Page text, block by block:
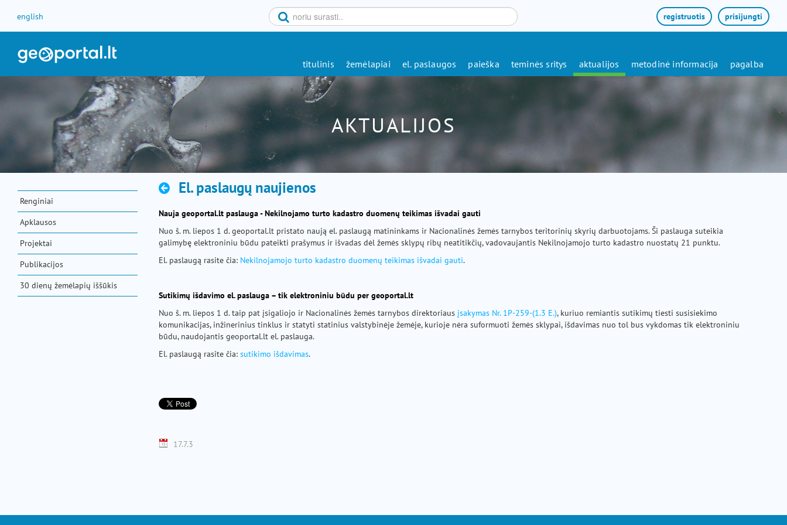
english
prisijungti
registruotis
titulinis žemėlapiai el. paslaugos paieška teminės sritys aktualijos metodinė informacija pagalba
AKTUALIJOS
Renginiai
Apklausos
Projektai
Publikacijos
30 dienų žemėlapių iššūkis
El. paslaugų naujienos
Nauja geoportal.lt paslauga - Nekilnojamo turto kadastro duomenų teikimas išvadai gauti
Nuo š. m. liepos 1 d. geoportal.lt pristato naują el. paslaugą matininkams ir Nacionalinės žemės tarnybos teritorinių skyrių darbuotojams. Ši paslauga suteikia
galimybę elektroniniu būdu pateikti prašymus ir išvadas dėl žemės sklypų ribų neatitikčių, vadovaujantis Nekilnojamojo turto kadastro nuostatų 21 punktu.
El. paslaugą rasite čia: Nekilnojamojo turto kadastro duomenų teikimas išvadai gauti.
Sutikimų išdavimo el. paslauga – tik elektroniniu būdu per geoportal.lt
Nuo š. m. liepos 1 d. taip pat įsigaliojo ir Nacionalinės žemės tarnybos direktoriaus įsakymas Nr. 1P-259-(1.3 E.), kuriuo remiantis sutikimų tiesti susisiekimo
komunikacijas, inžinerinius tinklus ir statyti statinius valstybinėje žemėje, kurioje nėra suformuoti žemės sklypai, išdavimas nuo tol bus vykdomas tik elektroniniu
būdu, naudojantis geoportal.lt el. paslauga.
El. paslaugą rasite čia: sutikimo išdavimas.
17.7.3